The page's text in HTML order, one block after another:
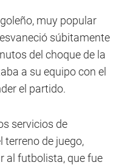
muy popular
súbitamente
del choque de la
a su equipo con el
el partido.
servicios de
terreno de juego,
al futbolista, que fue